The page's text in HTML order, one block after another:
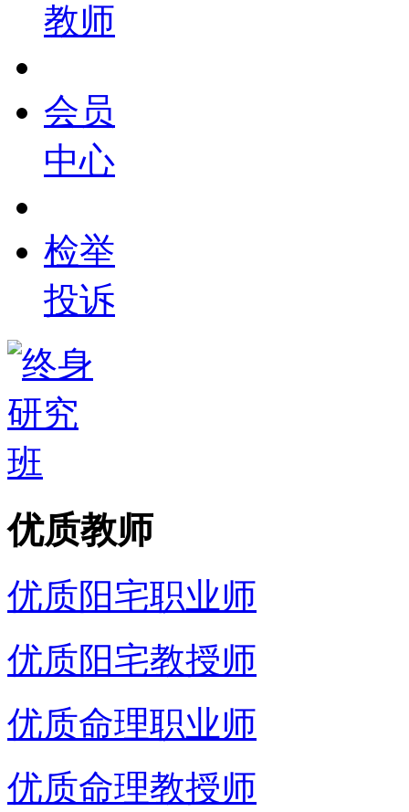
教师
会员
中心
检举
投诉
优质教师
优质阳宅职业师
优质阳宅教授师
优质命理职业师
优质命理教授师